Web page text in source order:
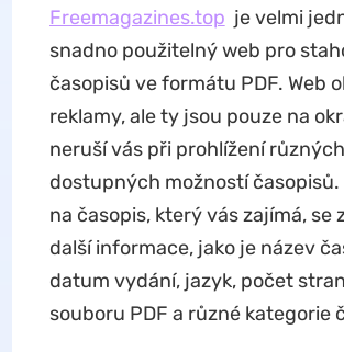
Freemagazines.top je velmi
snadno použitelný web pro
časopisů ve formátu PDF. Web
reklamy, ale ty jsou pouze na
neruší vás při prohlížení různých
dostupných možností časopisů.
na časopis, který vás zajímá, se
další informace, jako je název
datum vydání, jazyk, počet
souboru PDF a různé kategorie